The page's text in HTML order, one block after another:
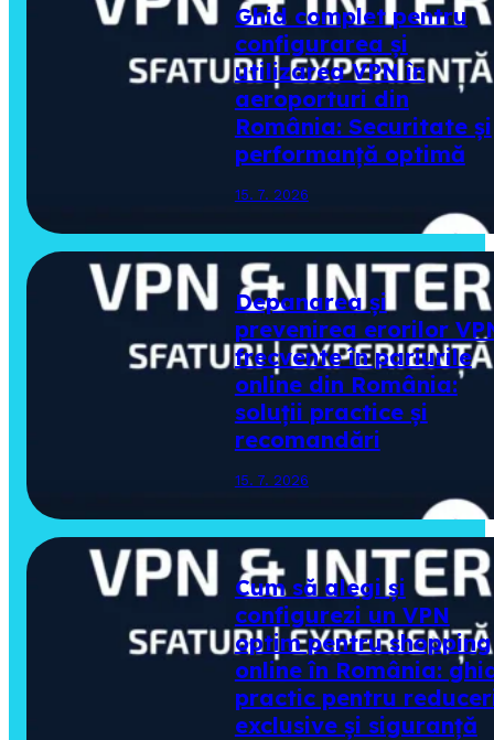
Ghid complet pentru
configurarea și
utilizarea VPN în
aeroporturi din
România: Securitate și
performanță optimă
15. 7. 2026
Depanarea și
prevenirea erorilor
frecvente în pariurile
online din România:
soluții practice și
recomandări
15. 7. 2026
Cum să alegi și
configurezi un VPN
optim pentru shopping
online în România:
practic pentru
exclusive și siguranță